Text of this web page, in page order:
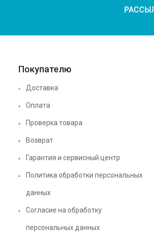
Покупателю
Доставка
Оплата
Проверка товара
Возврат
Гарантия и сервисный центр
Политика обработки персональных
данных
Согласие на обработку
персональных данных